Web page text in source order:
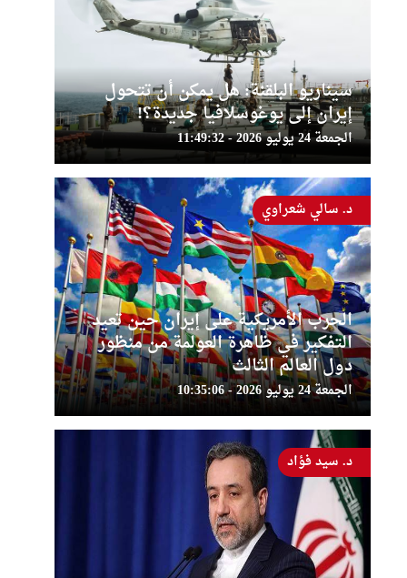
سيناريو البلقنة: هل يمكن أن تتحول
إيران إلى يوغوسلافيا جديدة؟!
الجمعة 24 يوليو 2026 - 11:49:32
الحرب الأمريكية على إيران حين تعيد
التفكير في ظاهرة العولمة من منظور
دول العالم الثالث
الجمعة 24 يوليو 2026 - 10:35:06
د. سالي شعراوي
د. سيد فؤاد